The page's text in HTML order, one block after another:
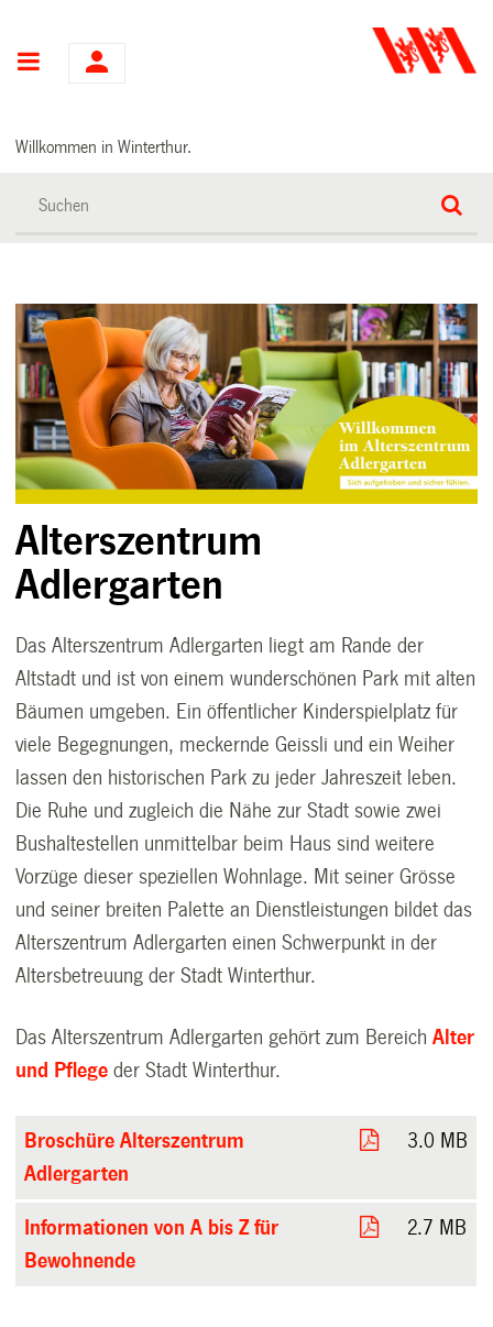
Hauptnavigation
Willkommen in Winterthur.
Alterszentrum
Adlergarten
Das Alterszentrum Adlergarten liegt am Rande der
Altstadt und ist von einem wunderschönen Park mit alten
Bäumen umgeben. Ein öffentlicher Kinderspielplatz für
viele Begegnungen, meckernde Geissli und ein Weiher
lassen den historischen Park zu jeder Jahreszeit leben.
Die Ruhe und zugleich die Nähe zur Stadt sowie zwei
Bushaltestellen unmittelbar beim Haus sind weitere
Vorzüge dieser speziellen Wohnlage. Mit seiner Grösse
undseiner breiten Palette an Dienstleistungen bildet das
Alterszentrum Adlergarten einen Schwerpunkt in der
Altersbetreuung derStadt Winterthur.
Das Alterszentrum Adlergarten gehört zum Bereich Alter
und Pflege der Stadt Winterthur.
Broschüre Alterszentrum
Adlergarten
3.0 MB
Informationen von A bis Z für
Bewohnende
2.7 MB